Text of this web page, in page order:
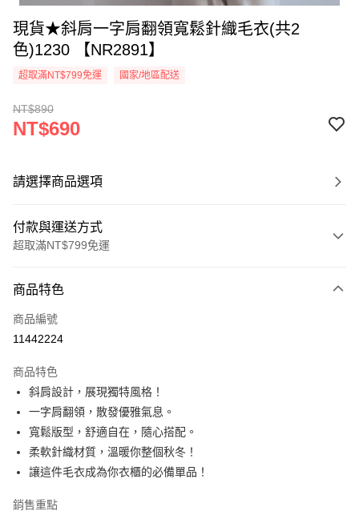
現貨★斜肩一字肩翻領寬鬆針織毛衣(共2
色)1230 【NR2891】
超取滿NT$799免運 國家/地區配送
NT$890
NT$690
請選擇商品選項
付款與運送方式
超取滿NT$799免運
信用卡一次付款
超商取貨付款
Apple Pay
街口支付
悠遊付
Google Pay
全支付
商品特色
商品編號
11442224
商品特色
斜肩設計，展現獨特風格！
一字肩翻領，散發優雅氣息。
寬鬆版型，舒適自在，隨心搭配。
柔軟針織材質，溫暖你整個秋冬！
讓這件毛衣成為你衣櫃的必備單品！
銷售重點